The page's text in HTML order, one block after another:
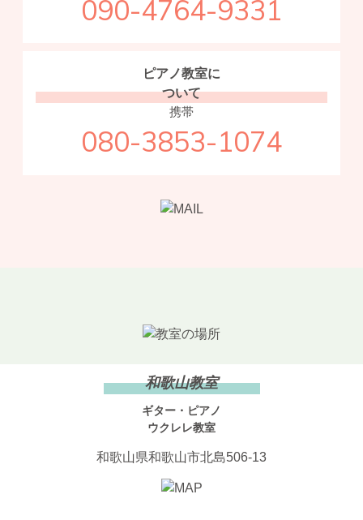
090-4764-9331
ピアノ教室に
ついて
携帯
080-3853-1074
和歌山教室
ギター・ピアノ
ウクレレ教室
和歌山県和歌山市北島506-13